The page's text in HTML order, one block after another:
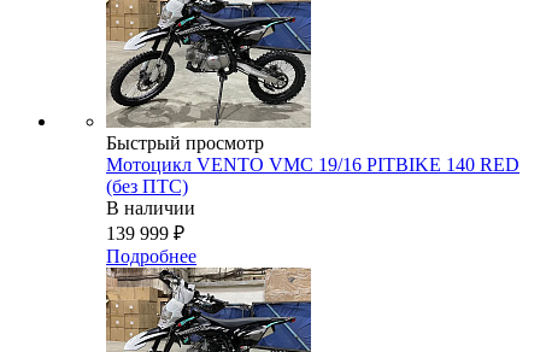
Быстрый просмотр
Мотоцикл VENTO VMC 19/16 PITBIKE 140 RED
(без ПТС)
В наличии
139 999 ₽
Подробнее